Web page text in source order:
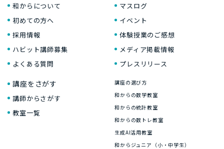
和からについて
初めての方へ
採用情報
ハビット講師募集
よくある質問
マスログ
イベント
体験授業のご感想
メディア掲載情報
プレスリリース
講座をさがす
講師からさがす
教室一覧
講座の選び方
和からの数学教室
和からの統計教室
和からの数トレ教室
生成AI活用教室
和からジュニア（小・中学生）